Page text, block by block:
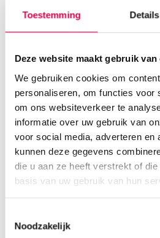
Toestemming Details
Deze website maakt gebruik van
We gebruiken cookies om
personaliseren, om functies voor
om ons websiteverkeer te
informatie over uw gebruik van
voor social media, adverteren en
kunnen deze gegevens
die u aan ze heeft verstrekt of
basis van uw gebruik van hun
Noodzakelijk